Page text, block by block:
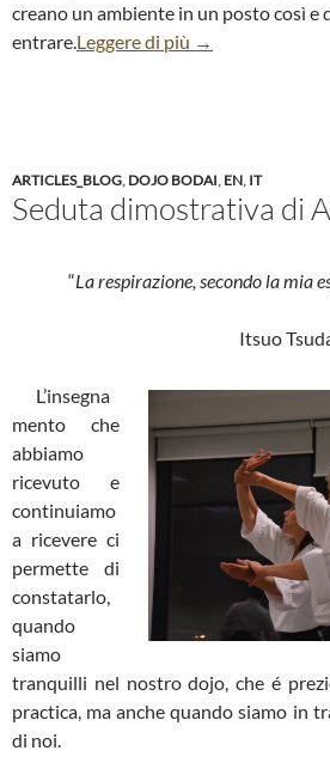
creano un ambiente in un posto così e
entrare.Leggere di più →
ARTICLES_BLOG, DOJO BODAI, EN, IT
Seduta dimostrativa di
“La respirazione, secondo la mia
Itsuo
L’insegna
mento che
abbiamo
ricevuto e
continuiamo
a ricevere ci
permette di
constatarlo,
quando
siamo
tranquilli nel nostro dojo, che é
practica, ma anche quando siamo in
di noi.